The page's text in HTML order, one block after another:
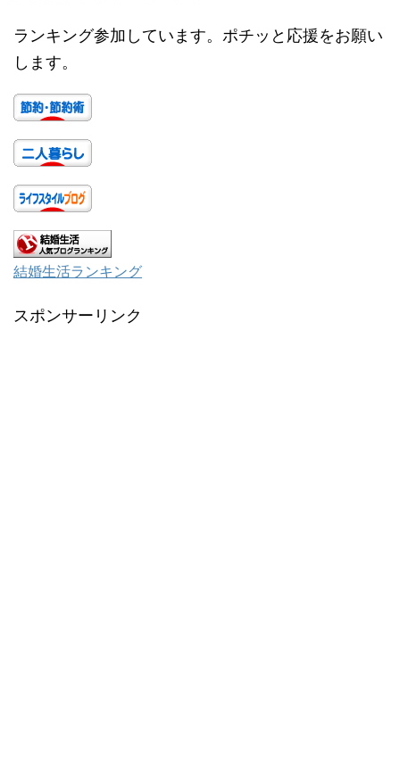
ランキング参加しています。ポチッと応援をお願い
します。
結婚生活ランキング
スポンサーリンク